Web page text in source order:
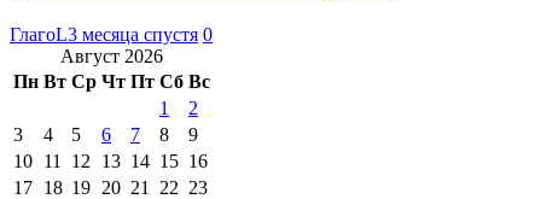
ГлагоL3 месяца спустя 0
Август 2026
Пн Вт Ср Чт Пт Сб Вс
1
2
3
4 5 6 7 8
9
10 11 12 13 14 15 16
17 18 19 20 21 22 23